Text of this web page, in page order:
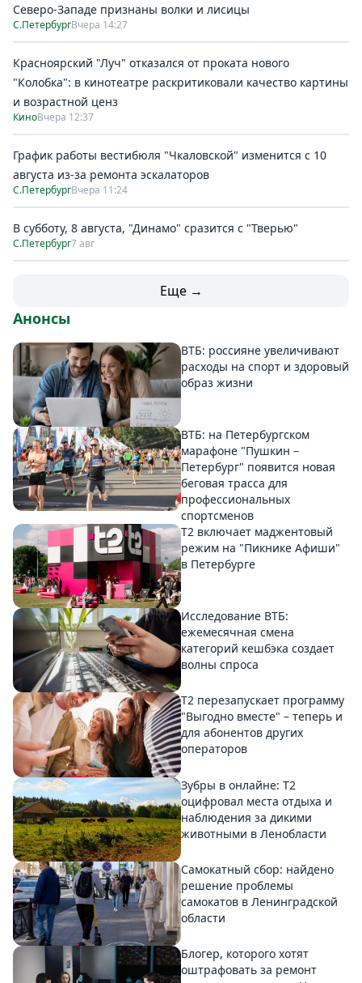
Северо-Западе признаны волки и лисицы
С.ПетербургВчера 14:27
Красноярский "Луч" отказался от проката нового
"Колобка": в кинотеатре раскритиковали качество картины
и возрастной ценз
КиноВчера 12:37
График работы вестибюля "Чкаловской" изменится с 10
августа из-за ремонта эскалаторов
С.ПетербургВчера 11:24
В субботу, 8 августа, "Динамо" сразится с "Тверью"
С.Петербург7 авг
Еще →
Анонсы
ВТБ: россияне увеличивают
расходы на спорт и здоровый
образ жизни
ВТБ: на Петербургском
марафоне "Пушкин –
Петербург" появится новая
беговая трасса для
профессиональных
спортсменов
Т2 включает маджентовый
режим на "Пикнике Афиши"
в Петербурге
Исследование ВТБ:
ежемесячная смена
категорий кешбэка создает
волны спроса
Т2 перезапускает программу
"Выгодно вместе" – теперь и
для абонентов других
операторов
Зубры в онлайне: Т2
оцифровал места отдыха и
наблюдения за дикими
животными в Ленобласти
Самокатный сбор: найдено
решение проблемы
самокатов в Ленинградской
области
Блогер, которого хотят
оштрафовать за ремонт